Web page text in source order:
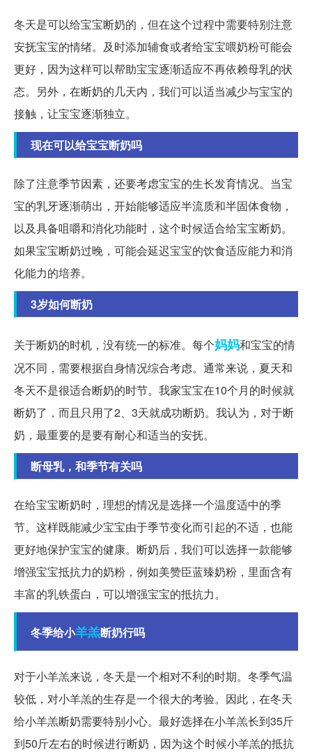
冬天是可以给宝宝断奶的，但在这个过程中需要特别注意
安抚宝宝的情绪。及时添加辅食或者给宝宝喂奶粉可能会
更好，因为这样可以帮助宝宝逐渐适应不再依赖母乳的状
态。另外，在断奶的几天内，我们可以适当减少与宝宝的
接触，让宝宝逐渐独立。
现在可以给宝宝断奶吗
除了注意季节因素，还要考虑宝宝的生长发育情况。当宝
宝的乳牙逐渐萌出，开始能够适应半流质和半固体食物，
以及具备咀嚼和消化功能时，这个时候适合给宝宝断奶。
如果宝宝断奶过晚，可能会延迟宝宝的饮食适应能力和消
化能力的培养。
3岁如何断奶
关于断奶的时机，没有统一的标准。每个妈妈和宝宝的情
况不同，需要根据自身情况综合考虑。通常来说，夏天和
冬天不是很适合断奶的时节。我家宝宝在10个月的时候就
断奶了，而且只用了2、3天就成功断奶。我认为，对于断
奶，最重要的是要有耐心和适当的安抚。
断母乳，和季节有关吗
在给宝宝断奶时，理想的情况是选择一个温度适中的季
节。这样既能减少宝宝由于季节变化而引起的不适，也能
更好地保护宝宝的健康。断奶后，我们可以选择一款能够
增强宝宝抵抗力的奶粉，例如美赞臣蓝臻奶粉，里面含有
丰富的乳铁蛋白，可以增强宝宝的抵抗力。
冬季给小羊羔断奶行吗
对于小羊羔来说，冬天是一个相对不利的时期。冬季气温
较低，对小羊羔的生存是一个很大的考验。因此，在冬天
给小羊羔断奶需要特别小心。最好选择在小羊羔长到35斤
到50斤左右的时候进行断奶，因为这个时候小羊羔的抵抗